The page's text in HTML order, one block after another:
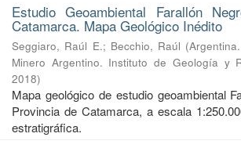
Estudio Geoambiental Farallón
Catamarca. Mapa Geológico Inédito
Seggiaro, Raúl E.; Becchio, Raúl (
Minero Argentino. Instituto de Geología y
2018)
Mapa geológico de estudio geoambiental
Provincia de Catamarca, a escala
estratigráfica.